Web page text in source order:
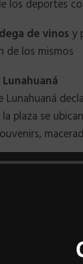
los deportes
de vinos y
de los mismos
Lunahuaná
plaza se
Azul –
paseo en su
realizar